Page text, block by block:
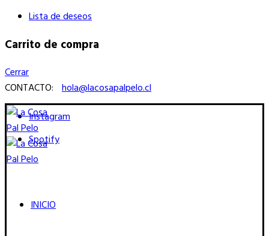
Lista de deseos
Carrito de compra
Cerrar
CONTACTO: hola@lacosapalpelo.cl
Instagram
Spotify
INICIO